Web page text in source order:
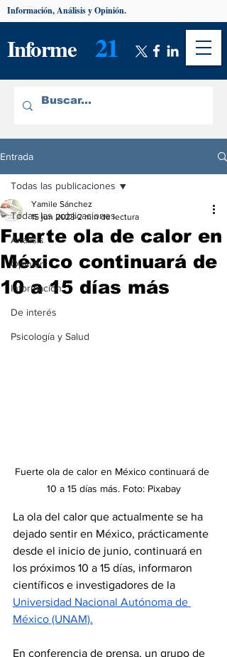
Informe 21
Información, Análisis y Opinión.
Entrada
Todas las publicaciones
Análisis
Opinión
Información
De interés
Psicología y Salud
Todas las publicaciones
Fuerte ola de calor en
México continuará de
10 a 15 días más
Yamile Sánchez
15 jun 2023 2 min de lectura
Fuerte ola de calor en México continuará de
10 a 15 días más. Foto: Pixabay
La ola del calor que actualmente se ha
dejado sentir en México, prácticamente
desde el inicio de junio, continuará en
los próximos 10 a 15 días, informaron
científicos e investigadores de la
Universidad Nacional Autónoma de
México (UNAM).
En conferencia de prensa, un grupo de